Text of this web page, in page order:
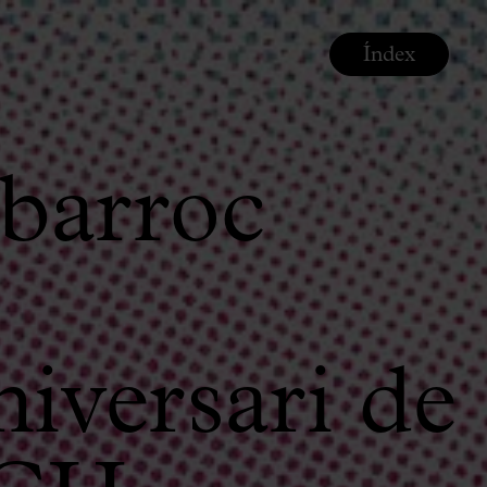
de
Índex